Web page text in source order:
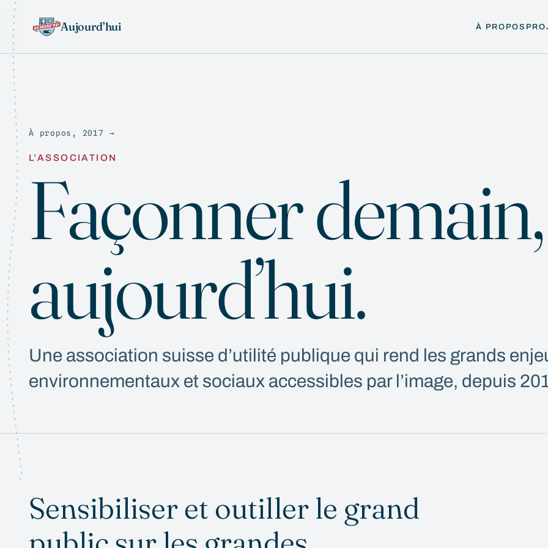
Aujourd’hui À PROPOS
À propos, 2017 →
L’ASSOCIATION
Façonner
aujourd’hui.
Une association suisse d’utilité publique qui rend les grands
environnementaux et sociaux accessibles par l’image, depuis
Sensibiliser et outiller le grand